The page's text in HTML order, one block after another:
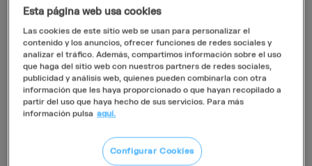
lalogística de la cadena de suministro y la entrega
de productos
, permitiendo entregas más rápidas y
eficientes, lo que a su vez afecta positivamente la
satisfacción del cliente.
La integración de la IA y la robótica con el marketing
digital no solo optimiza los procesos, sino que
A través de discusiones en profundidad, ejemplos
reales y casos de estudio, Carlos Viera nos habló
Esta página web usa cookies
Las cookies de este sitio web se usan para personalizar el
contenido y los anuncios, ofrecer funciones de redes sociales y
analizar el tráfico. Además, compartimos información sobre el uso
que haga del sitio web con nuestros partners de redes sociales,
publicidad y análisis web, quienes pueden combinarla con otra
información que les haya proporcionado o que hayan recopilado a
partir del uso que haya hecho de sus servicios. Para más
información pulsa aquí.
Configurar Cookies